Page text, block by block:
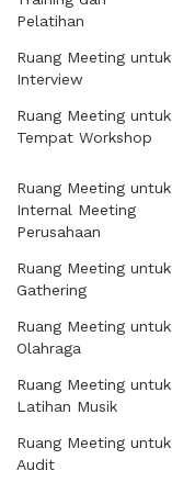
Pelatihan
Ruang Meeting untuk
Interview
Ruang Meeting untuk
Tempat Workshop
Ruang Meeting untuk
Internal Meeting
Perusahaan
Ruang Meeting untuk
Gathering
Ruang Meeting untuk
Olahraga
Ruang Meeting untuk
Latihan Musik
Ruang Meeting untuk
Audit